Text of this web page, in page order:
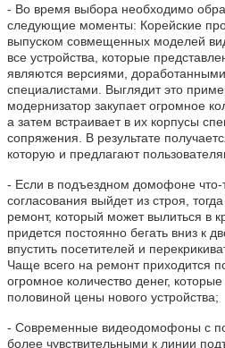
- Во время выбора необходимо
следующие моменты: Корейские
выпуском совмещенных моделей
все устройства, которые
являются версиями,
специалистами. Выглядит это
модернизатор закупает огромное
а затем встраивает в их корпусы
сопряжения. В результате
которую и предлагают
- Если в подъездном домофоне что-
согласования выйдет из строя,
ремонт, который может вылиться в
придется постоянно бегать вниз к
впустить посетителей и
Чаще всего на ремонт приходится
огромное количество денег,
половиной цены нового устройства;
- Современные видеодомофоны с
более чувствительными к линии